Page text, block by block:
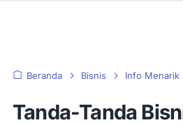
Beranda Bisnis Info Menarik
Tanda-Tanda